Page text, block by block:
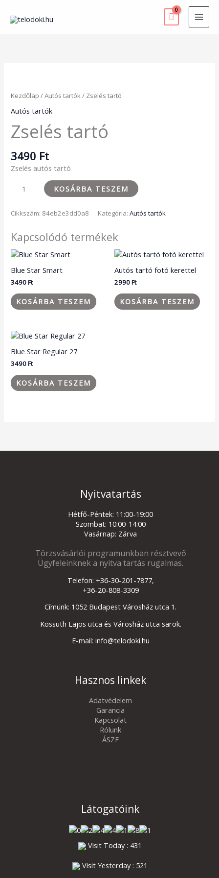
content
Kezdőlap /Autós tartók/ Zselés tartó
Autós tartók
Zselés tartó
3490 Ft
Zselés autós tartó
mennyiség
KOSÁRBA TESZEM
Cikkszám: 84eb2e3dd0a8 Kategória:Autós tartók
Kapcsolódó termékek
Blue Star Smart
3490Ft
KOSÁRBA TESZEM
Autós tartó fotó kerettel
2990Ft
KOSÁRBA TESZEM
Blue Star Regular 27
3490Ft
KOSÁRBA TESZEM
Nyitvatartás
Hétfő-Péntek: 11:00-19:00
Szombat: 10:00-14:00
Vasárnap: Zárva
Törzsvásárlói programunkban résztvevő
Ügyfeleinknek a nyitva tartás rugalmas.
Telefon: +36-30-201-7877,
+36-20-808-3309
Címünk: 1052 Budapest Városház utca 1.
Kossuth Lajos utca és Városház utca sarok.
E-mail: info@telodoki.hu
Hasznos linkek
Adatvédelem
Garancia
Kapcsolat
Rólunk
ÁSZF
Látogatóink
Visit Today : 431
Visit Yesterday : 521